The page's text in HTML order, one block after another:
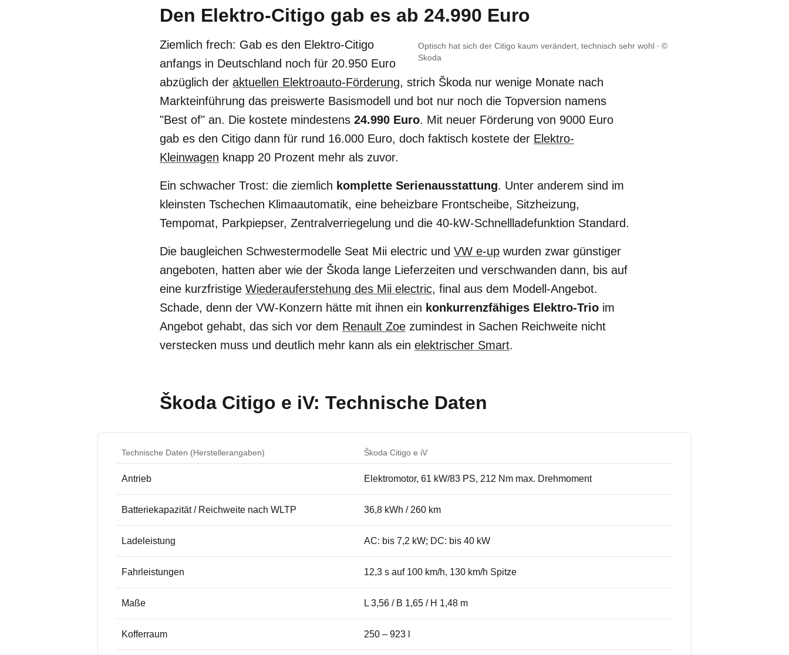
Den Elektro-Citigo gab es ab 24.990 Euro
Optisch hat sich der Citigo kaum verändert, technisch sehr wohl
©
Skoda
Ziemlich frech: Gab es den Elektro-Citigo
anfangs in Deutschland noch für 20.950 Euro
abzüglich der aktuellen Elektroauto-Förderung, strich Škoda nur wenige Monate nach
Markteinführung das preiswerte Basismodell und bot nur noch die Topversion namens
"Best of" an. Die kostete mindestens 24.990 Euro. Mit neuer Förderung von 9000 Euro
gab es den Citigo dann für rund 16.000 Euro, doch faktisch kostete der Elektro-
Kleinwagen knapp 20 Prozent mehr als zuvor.
Ein schwacher Trost: die ziemlich komplette Serienausstattung. Unter anderem sind im
kleinsten Tschechen Klimaautomatik, eine beheizbare Frontscheibe, Sitzheizung,
Tempomat, Parkpiepser, Zentralverriegelung und die 40-kW-Schnellladefunktion Standard.
Die baugleichen Schwestermodelle Seat Mii electric und VW e-up wurden zwar günstiger
angeboten, hatten aber wie der Škoda lange Lieferzeiten und verschwanden dann, bis auf
eine kurzfristige Wiederauferstehung des Mii electric, final aus dem Modell-Angebot.
Schade, denn der VW-Konzern hätte mit ihnen ein konkurrenzfähiges Elektro-Trio im
Angebot gehabt, das sich vor dem Renault Zoe zumindest in Sachen Reichweite nicht
verstecken muss und deutlich mehr kann als ein elektrischer Smart.
Škoda Citigo e iV: Technische Daten
Technische Daten (Herstellerangaben) Škoda Citigo e iV
Antrieb Elektromotor, 61 kW/83 PS, 212 Nm max. Drehmoment
Batteriekapazität / Reichweite nach WLTP 36,8 kWh / 260 km
Ladeleistung AC: bis 7,2 kW; DC: bis 40 kW
Fahrleistungen 12,3 s auf 100 km/h, 130 km/h Spitze
Maße L 3,56 / B 1,65 / H 1,48 m
Kofferraum 250 – 923 l